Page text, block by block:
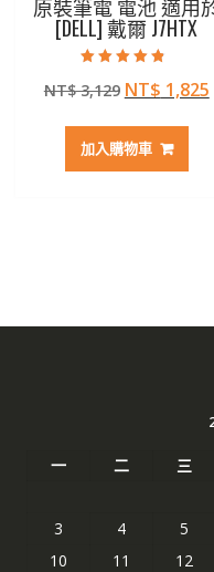
原裝筆電 電池 適用
[DELL] 戴爾 J7HTX
4.50
滿分 5
NT$3,129 原
價
格：
NT$ 1,825目
加入購物車
一 二 三
3
4 5
10
11 12